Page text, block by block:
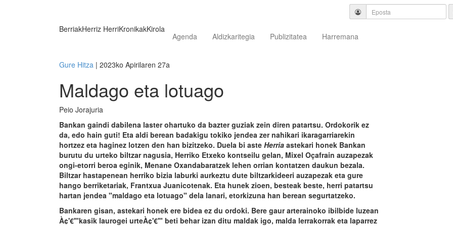
BerriakHerriz HerriKronikakKirola
Agenda Aldizkaritegia Publizitatea Harremana
Gure Hitza | 2023ko Apirilaren 27a
Maldago eta lotuago
Peio Jorajuria
Bankan gaindi dabilena laster ohartuko da bazter guziak zein diren patartsu. Ordokorik ez
da, edo hain guti! Eta aldi berean badakigu tokiko jendea zer nahikari ikaragarriarekin
hortzez eta haginez lotzen den han bizitzeko. Duela bi aste Herria astekari honek Bankan
burutu du urteko biltzar nagusia, Herriko Etxeko kontseilu gelan, Mixel Oçafrain auzapezak
ongi-etorri beroa eginik, Menane Oxandabaratzek lehen orrian kontatzen daukun bezala.
Biltzar hastapenean herriko bizia laburki aurkeztu dute biltzarkideeri auzapezak eta gure
hango berriketariak, Frantxua Juanicotenak. Eta hunek zioen, besteak beste, herri patartsu
hartan jendea "maldago eta lotuago" dela lanari, etorkizuna han berean segurtatzeko.
Bankaren gisan, astekari honek ere bidea ez du ordoki. Bere gaur arterainoko ibilbide luzean
À¢'€'"kasik laurogei urteÀ¢'€'" beti behar izan ditu maldak igo, malda lerrakorrak eta laparrez